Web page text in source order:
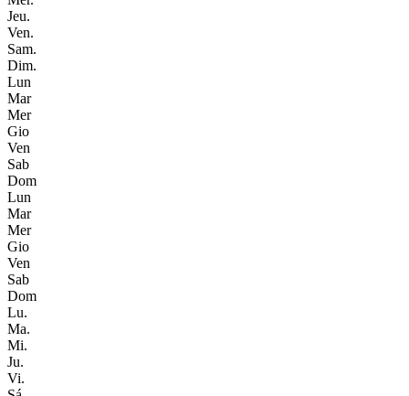
Jeu.
Ven.
Sam.
Dim.
Lun
Mar
Mer
Gio
Ven
Sab
Dom
Lun
Mar
Mer
Gio
Ven
Sab
Dom
Lu.
Ma.
Mi.
Ju.
Vi.